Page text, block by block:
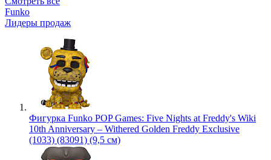
Funko
Лидеры продаж
Фигурка Funko POP Games: Five Nights at Freddy's Wiki
10th Anniversary – Withered Golden Freddy Exclusive
(1033) (83091) (9,5 см)